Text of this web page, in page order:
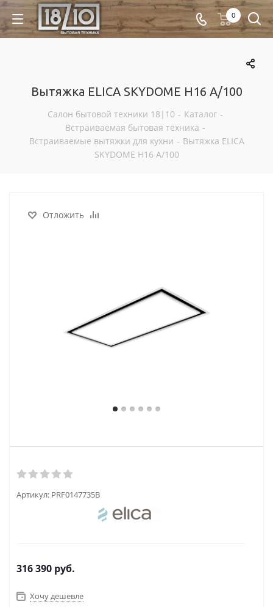
0
Вытяжка ELICA SKYDOME H16 A/100
Салон бытовой техники 18|10 - Каталог -
Встраиваемая бытовая техника -
Встраиваемые вытяжки для кухни - Вытяжка ELICA
SKYDOME H16 A/100
Отложить
Артикул: PRF0147735B
316 390 руб.
Хочу дешевле